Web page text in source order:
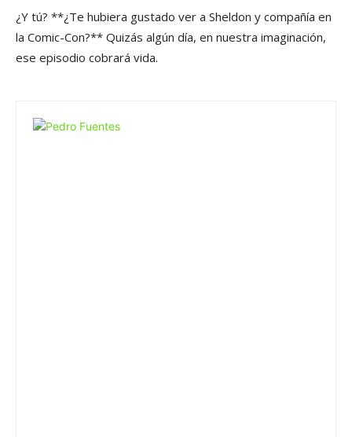
¿Y tú? **¿Te hubiera gustado ver a Sheldon y compañía en
la Comic-Con?** Quizás algún día, en nuestra imaginación,
ese episodio cobrará vida.